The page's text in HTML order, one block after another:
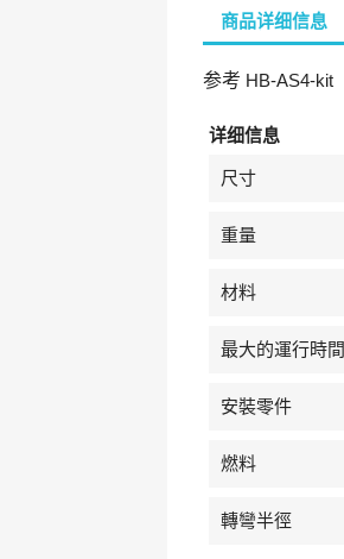
商品详细信息
参考 HB-AS4-kit
详细信息
尺寸
重量
材料
最大的運行時間
安裝零件
燃料
轉彎半徑